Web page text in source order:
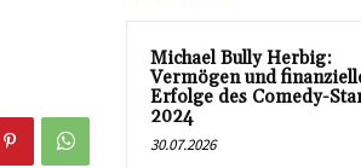
Michael Bully Herbig:
Vermögen und
Erfolge des Comedy-
2024
30.07.2026